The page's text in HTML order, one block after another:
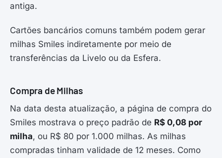
antiga.
Cartões bancários comuns também podem gerar
milhas Smiles indiretamente por meio de
transferências da Livelo ou da Esfera.
Compra de Milhas
Na data desta atualização, a página de compra do
Smiles mostrava o preço padrão de R$ 0,08 por
milha, ou R$ 80 por 1.000 milhas. As milhas
compradas tinham validade de 12 meses. Como